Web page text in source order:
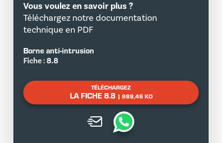
Vous voulez en savoir plus ?
Téléchargez notre documentation
technique en PDF
Borne anti-intrusion
Fiche :8.8
TÉLÉCHARGEZ
LA FICHE 8.8 | 988,46 KO